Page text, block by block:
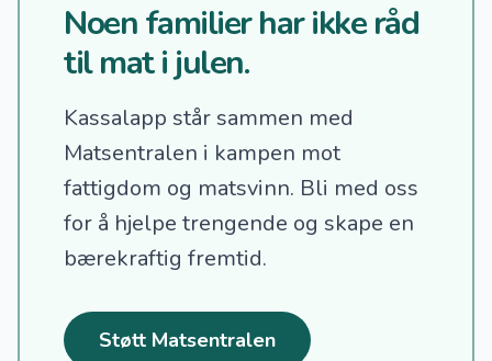
Noen familier har ikke råd
til mat i julen.
Kassalapp står sammen med
Matsentralen i kampen mot
fattigdom og matsvinn. Bli med oss
for å hjelpe trengende og skape en
bærekraftig fremtid.
Støtt Matsentralen